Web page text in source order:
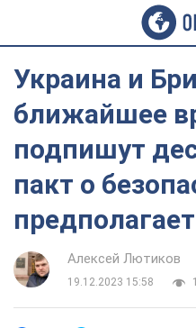
Украина и
ближайшее
подпишут
пакт о
предполагает
Алексей Лютиков
19.12.2023 15:58